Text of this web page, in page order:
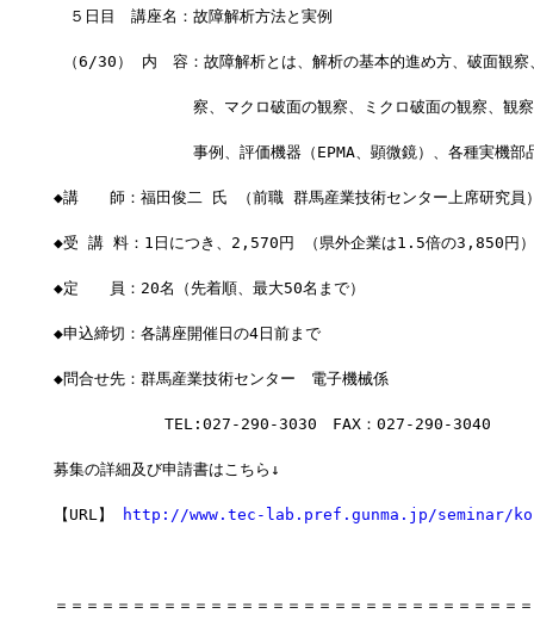
５日目　講座名：故障解析方法と実例
（6/30） 内　容：故障解析とは、解析の基本的進め方、破面観察
察、マクロ破面の観察、ミクロ破面の観察、観察
事例、評価機器（EPMA、顕微鏡）、各種実機部
◆講　　師：福田俊二 氏 （前職 群馬産業技術センター上席研究員
◆受 講 料：1日につき、2,570円 （県外企業は1.5倍の3,850円）
◆定　　員：20名（先着順、最大50名まで）
◆申込締切：各講座開催日の4日前まで
◆問合せ先：群馬産業技術センター　電子機械係
         　 TEL:027-290-3030　FAX：027-290-3040
募集の詳細及び申請書はこちら↓
【URL】 http://www.tec-lab.pref.gunma.jp/seminar/
＝＝＝＝＝＝＝＝＝＝＝＝＝＝＝＝＝＝＝＝＝＝＝＝＝＝＝＝＝＝